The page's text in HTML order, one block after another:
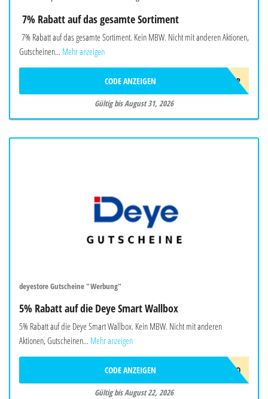
7% Rabatt auf das gesamte Sortiment
7% Rabatt auf das gesamte Sortiment. Kein MBW. Nicht mit anderen Aktionen,
Gutscheinen... Mehr anzeigen
SOMMER2026OBP
CODE ANZEIGEN
Gültig bis August 31, 2026
deyestore Gutscheine "Werbung"
5% Rabatt auf die Deye Smart Wallbox
5% Rabatt auf die Deye Smart Wallbox. Kein MBW. Nicht mit anderen
Aktionen, Gutscheinen... Mehr anzeigen
EVCJULYPROMO
CODE ANZEIGEN
Gültig bis August 22, 2026